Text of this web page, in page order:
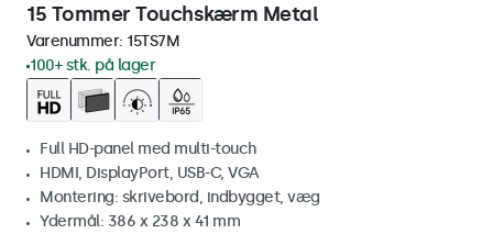
15 Tommer Touchskærm Metal
Varenummer: 15TS7M
100+ stk. på lager
Full HD-panel med multi-touch
HDMI, DisplayPort, USB-C, VGA
Montering: skrivebord, indbygget, væg
Ydermål: 386 x 238 x 41 mm